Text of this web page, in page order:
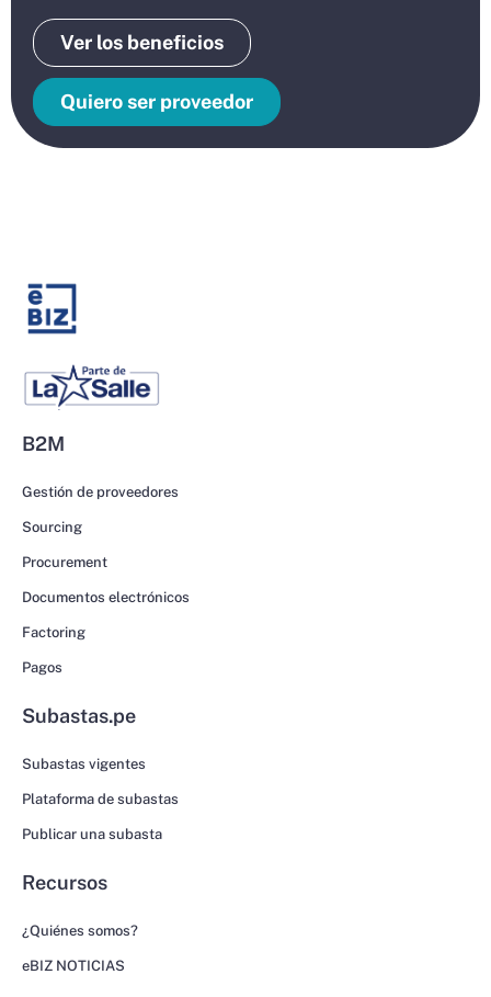
Ver los beneficios
Quiero ser proveedor
B2M
Gestión de proveedores
Sourcing
Procurement
Documentos electrónicos
Factoring
Pagos
Subastas.pe
Subastas vigentes
Plataforma de subastas
Publicar una subasta
Recursos
¿Quiénes somos?
eBIZ NOTICIAS